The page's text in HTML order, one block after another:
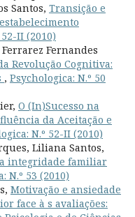
Santos, Transição e
II (2010)
Ferrarez Fernandes
Revolução Cognitiva:
, Psychologica: N.º 50
O (In)Sucesso na
da Aceitação e
N.º 52-II (2010)
Liliana Santos,
integridade familiar
N.º 53 (2010)
Motivação e ansiedade
face à s avaliações: